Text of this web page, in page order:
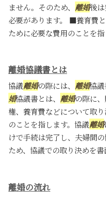
ません。そのため、 離婚後
必要があります。 ■養育費
ために必要な費用のことを
離婚協議書とは
協議離婚の際には、 離婚協議
婚協議書とは、 離婚の際に
権、養育費などについて取
のことを指します。協議離婚
けで手続は完了し、夫婦間
ため、協議での取り決めを
離婚の流れ